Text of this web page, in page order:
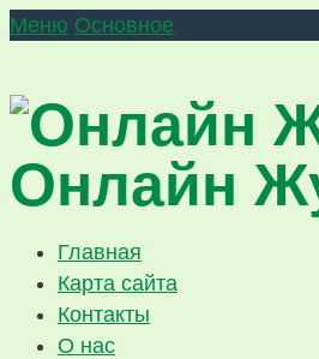
Меню Основное
Онлайн
Главная
Карта сайта
Контакты
О нас